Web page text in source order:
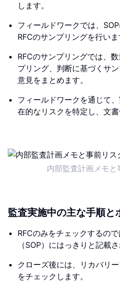
します。
フィールドワークでは、
RFCのサンプリングを行いま
RFCのサンプリングでは、
プリング、判断に基づくサ
意見をまとめます。
フィールドワークを通じて
在的なリスクを特定し、文書
内部監査計画メモと
監査実施中の主な手順と
RFCのみをチェックするの
（SOP）にはっきりと記載
クローズ後には、リカバリ
をチェックします。